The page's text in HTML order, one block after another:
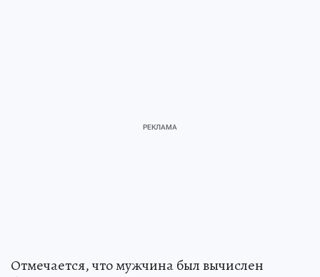
Отмечается, что мужчина был вычислен